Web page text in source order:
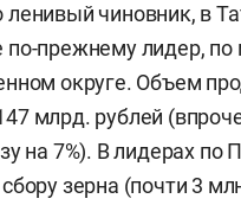
ленивый чиновник, в
по-прежнему лидер,
округе. Объем
млрд. рублей
на 7%). В лидерах по
зерна (почти 3